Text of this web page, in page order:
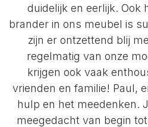
duidelijk en eerlijk. Ook
brander in ons meubel is
zijn er ontzettend blij
regelmatig van onze
krijgen ook vaak
vrienden en familie! Paul,
hulp en het meedenken.
meegedacht van begin